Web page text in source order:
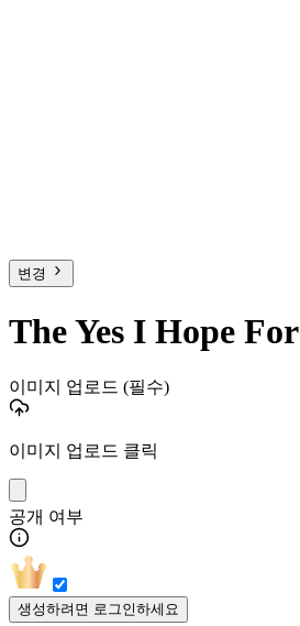
변경
The Yes I Hope For
이미지 업로드 (필수)
이미지 업로드 클릭
공개 여부
생성하려면 로그인하세요